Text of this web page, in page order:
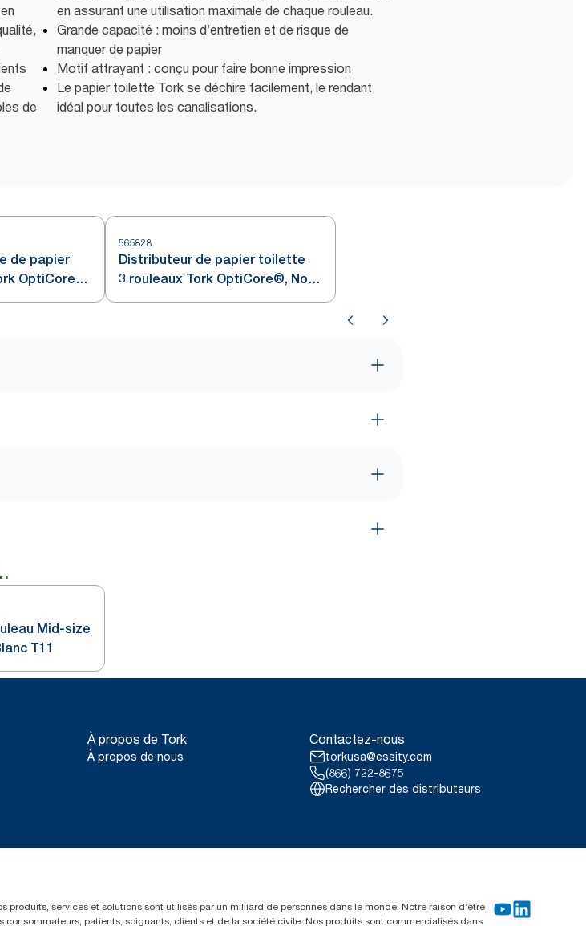
de
en assurant une utilisation maximale de chaque rouleau.
Grande capacité : moins d’entretien et de risque de
manquer de papier
Motif attrayant : conçu pour faire bonne impression
Le papier toilette Tork se déchire facilement, le rendant
idéal pour toutes les canalisations.
de papier
OptiCore®,
565828
Distributeur de papier toilette
3 rouleaux Tork OptiCore®, Noir
T11
Mid-size
T11
À propos de Tork
À propos de nous
Contactez-nous
torkusa@essity.com
(866) 722-8675
Rechercher des distributeurs
services et solutions sont utilisés par un milliard de personnes dans le monde. Notre raison d’être
patients, soignants, clients et de la société civile. Nos produits sont commercialisés dans